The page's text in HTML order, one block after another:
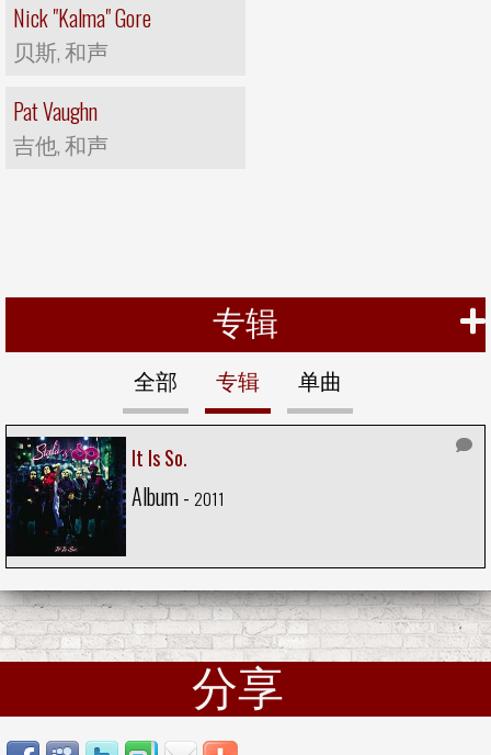
Nick "Kalma" Gore
贝斯, 和声
Pat Vaughn
吉他, 和声
专辑
全部 专辑 单曲
It Is So.
Album - 2011
分享